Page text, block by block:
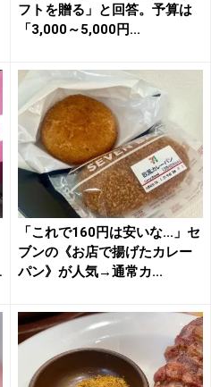
フトを贈る」と回答。予算は
「3,000～5,000円...
「これで160円は安いな...」セ
ブンの《お店で揚げたカレー
パン》が人気→通常カ...